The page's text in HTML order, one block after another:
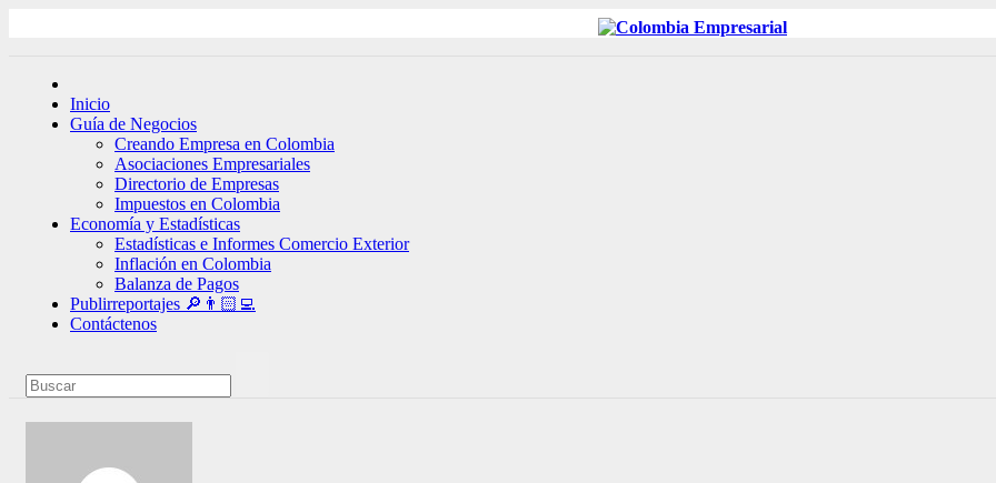
Inicio
Guía de Negocios
Creando Empresa en Colombia
Asociaciones Empresariales
Directorio de Empresas
Impuestos en Colombia
Economía y Estadísticas
Estadísticas e Informes Comercio Exterior
Inflación en Colombia
Balanza de Pagos
Publirreportajes 🔎👨🏻‍💻
Contáctenos